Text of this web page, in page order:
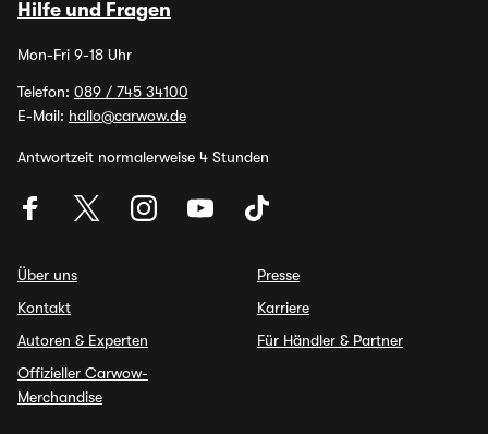
Hilfe und Fragen
Mon-Fri 9-18 Uhr
Telefon: 089 / 745 34100
E-Mail: hallo@carwow.de
Antwortzeit normalerweise 4 Stunden
Über uns
Kontakt
Autoren & Experten
Offizieller Carwow-
Merchandise
Presse
Karriere
Für Händler & Partner